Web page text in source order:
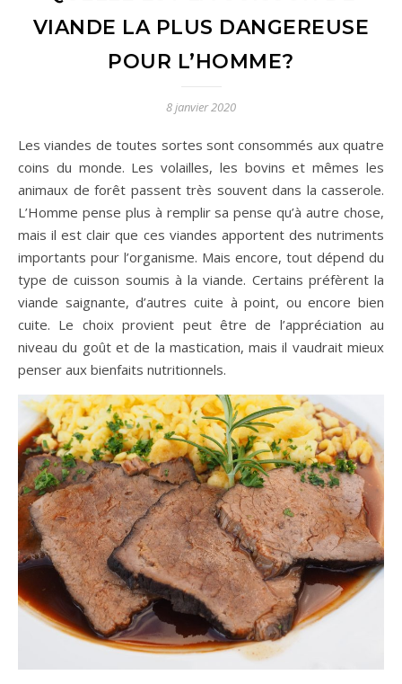
VIANDE LA PLUS DANGEREUSE
POUR L’HOMME?
8 janvier 2020
Les viandes de toutes sortes sont consommés aux quatre
coins du monde. Les volailles, les bovins et mêmes les
animaux de forêt passent très souvent dans la casserole.
L’Homme pense plus à remplir sa pense qu’à autre chose,
mais il est clair que ces viandes apportent des nutriments
importants pour l’organisme. Mais encore, tout dépend du
type de cuisson soumis à la viande. Certains préfèrent la
viande saignante, d’autres cuite à point, ou encore bien
cuite. Le choix provient peut être de l’appréciation au
niveau du goût et de la mastication, mais il vaudrait mieux
penser aux bienfaits nutritionnels.